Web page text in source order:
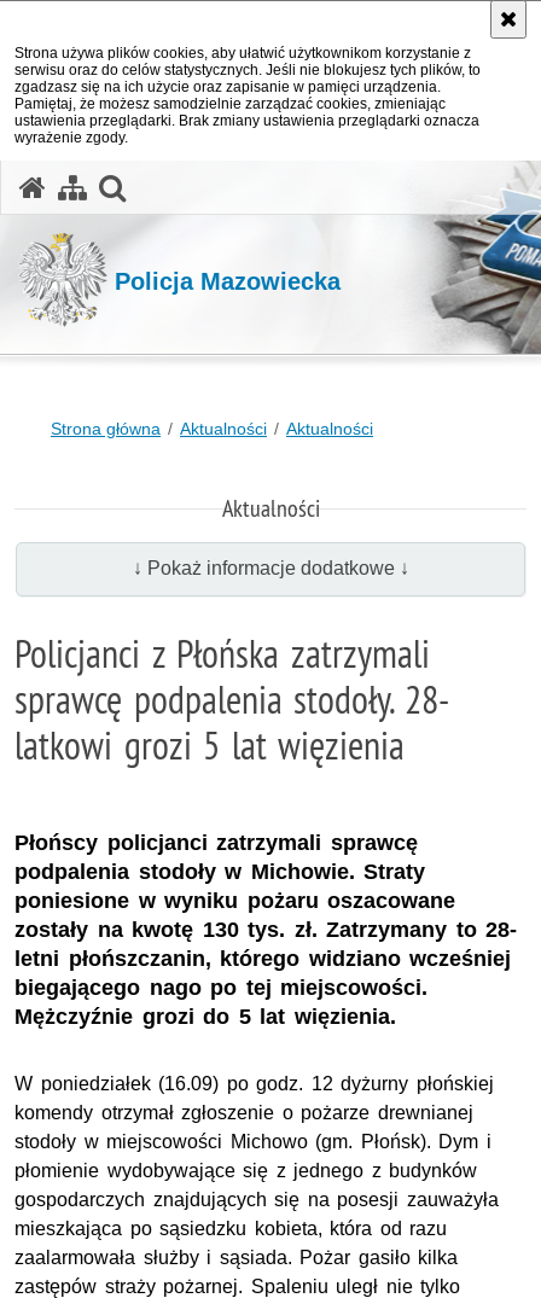
Strona używa plików cookies, aby ułatwić użytkownikom korzystanie z
serwisu oraz do celów statystycznych. Jeśli nie blokujesz tych plików, to
zgadzasz się na ich użycie oraz zapisanie w pamięci urządzenia.
Pamiętaj, że możesz samodzielnie zarządzać cookies, zmieniając
ustawienia przeglądarki. Brak zmiany ustawienia przeglądarki oznacza
wyrażenie zgody.
Policja Mazowiecka
Strona główna Aktualności Aktualności
Aktualności
↓ Pokaż informacje dodatkowe ↓
Policjanci z Płońska zatrzymali
sprawcę podpalenia stodoły. 28-
latkowi grozi 5 lat więzienia
Płońscy policjanci zatrzymali sprawcę
podpalenia stodoły w Michowie. Straty
poniesione w wyniku pożaru oszacowane
zostały na kwotę 130 tys. zł. Zatrzymany to 28-
letni płońszczanin, którego widziano wcześniej
biegającego nago po tej miejscowości.
Mężczyźnie grozi do 5 lat więzienia.
W poniedziałek (16.09) po godz. 12 dyżurny płońskiej
komendy otrzymał zgłoszenie o pożarze drewnianej
stodoły w miejscowości Michowo(gm. Płońsk). Dym i
płomienie wydobywające się z jednego z budynków
gospodarczych znajdujących się na posesji zauważyła
mieszkająca po sąsiedzku kobieta, która od razu
zaalarmowała służby i sąsiada. Pożar gasiło kilka
zastępów straży pożarnej. Spaleniu uległ nie tylko